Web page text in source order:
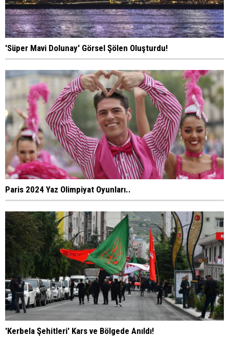
'Süper Mavi Dolunay' Görsel Şölen Oluşturdu!
Paris 2024 Yaz Olimpiyat Oyunları..
'Kerbela Şehitleri' Kars ve Bölgede Anıldı!